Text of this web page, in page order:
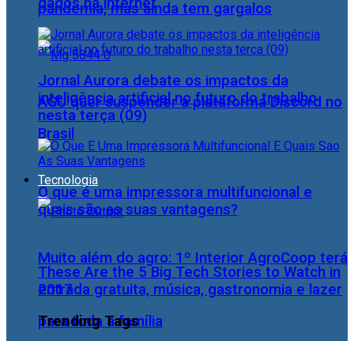
pandemia, mas ainda tem gargalos
AGU quer suspender a plataforma Discord no
Brasil
Tecnologia
Muito além do agro: 1º Interior AgroCoop terá
entrada gratuita, música, gastronomia e lazer
para toda a família
Jornal Aurora debate os impactos da
inteligência artificial no futuro do trabalho
nesta terça (09)
O que é uma impressora multifuncional e
quais são as suas vantagens?
These Are the 5 Big Tech Stories to Watch in
2017
Trending Tags